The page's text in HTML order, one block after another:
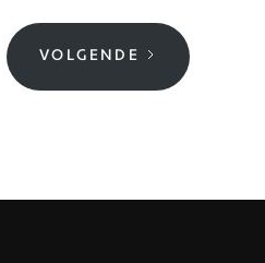
VOLGENDE